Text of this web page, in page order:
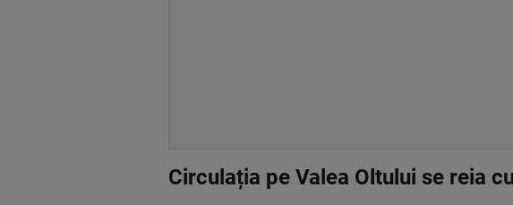
Circulația pe Valea Oltului se reia